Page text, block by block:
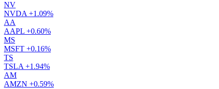
NV
NVDA +1.09%
AA
AAPL +0.60%
MS
MSFT +0.16%
TS
TSLA +1.94%
AM
AMZN +0.59%